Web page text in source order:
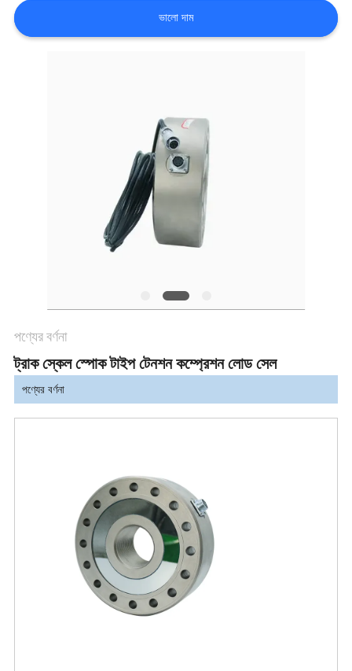
উদ্ধৃতির
জন্য
ভালো দাম
পণ্যের বর্ণনা
ট্রাক স্কেল স্পোক টাইপ টেনশন কম্প্রেশন লোড সেল
পণ্যের বর্ণনা